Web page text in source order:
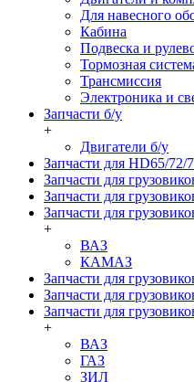
Для навесного
Кабина
Подвеска и
Тормозная
Трансмиссия
Электроника и
Запчасти б/у
+
Двигатели б/у
Запчасти для HD65/
Запчасти для
Запчасти для
Запчасти для
+
ВАЗ
КАМАЗ
Запчасти для
Запчасти для
Запчасти для
+
ВАЗ
ГАЗ
ЗИЛ